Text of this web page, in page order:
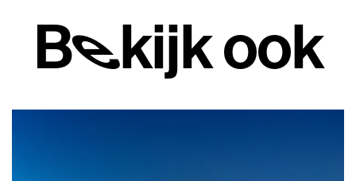
Bekijk ook